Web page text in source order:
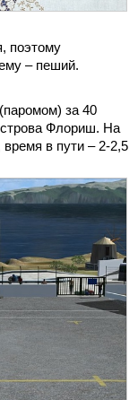
поэтому
– пеший.
за 40
Флориш. На
в пути – 2-2,5